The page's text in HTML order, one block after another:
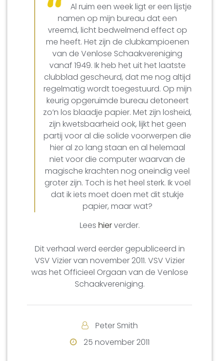
Al ruim een week ligt er een lijstje
namen op mijn bureau dat een
vreemd, licht bedwelmend effect op
me heeft. Het zijn de clubkampioenen
van de Venlose Schaakvereniging
vanaf 1949. Ik heb het uit het laatste
clubblad gescheurd, dat me nog altijd
regelmatig wordt toegestuurd. Op mijn
keurig opgeruimde bureau detoneert
zo’n los blaadje papier. Met zijn losheid,
zijn kwetsbaarheid ook, lijkt het geen
partij voor al die solide voorwerpen die
hier al zo lang staan en al helemaal
niet voor die computer waarvan de
magische krachten nog oneindig veel
groter zijn. Toch is het heel sterk. Ik voel
dat ik iets moet doen met dit stukje
papier, maar wat?
Lees hierverder.
Dit verhaal werd eerder gepubliceerd in
VSV Vizier van november 2011. VSV Vizier
was het Officieel Orgaan van de Venlose
Schaakvereniging.
Peter Smith
25 november 2011